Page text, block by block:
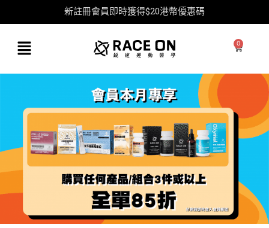
新註冊會員即時獲得$20港幣優惠碼
0 Cart